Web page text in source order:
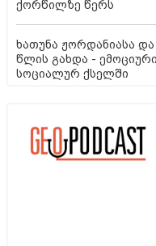
ქორწილზე წერს
ხათუნა ჟორდანიასა
წლის გახდა -
სოციალურ ქსელში